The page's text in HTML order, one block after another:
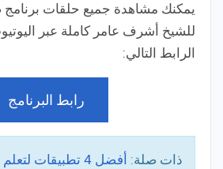
يمكنك مشاهدة جميع حلقات برنامج
للشيخ أشرف عامر كاملة عبر
الرابط التالي:
رابط البرنامج
ذات صلة:
أفضل 4 تطبيقات